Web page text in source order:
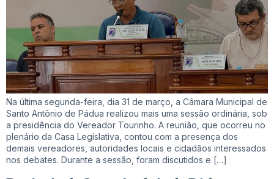
Na última segunda-feira, dia 31 de março, a Câmara Municipal de
Santo Antônio de Pádua realizou mais uma sessão ordinária, sob
a presidência do Vereador Tourinho. A reunião, que ocorreu no
plenário da Casa Legislativa, contou com a presença dos
demais vereadores, autoridades locais e cidadãos interessados
nos debates. Durante a sessão, foram discutidos e […]